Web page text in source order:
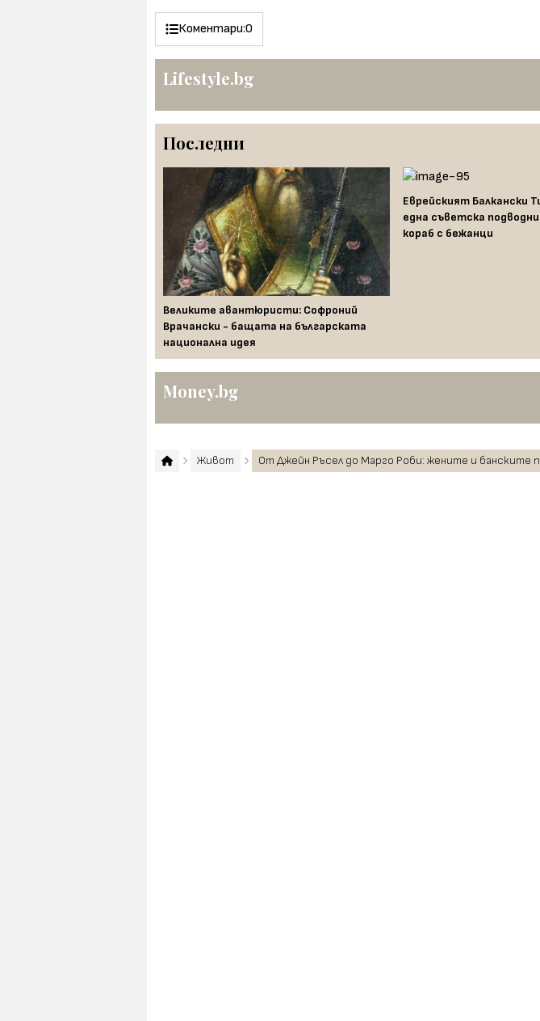
Коментари:0
Lifestyle.bg
Последни
Великите авантюристи: Софроний
Врачански - бащата на българската
национална идея
Еврейският Балкански
една съветска
кораб с бежанци
Money.bg
Живот От Джейн Ръсел до Марго Роби: жените и банските